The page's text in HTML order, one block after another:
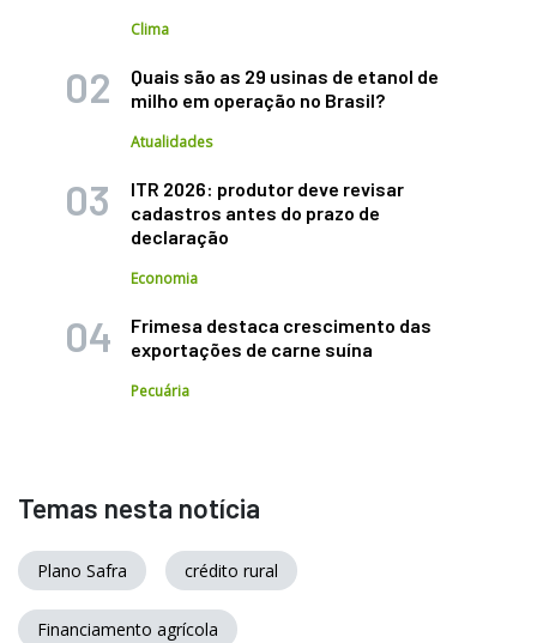
Clima
Quais são as 29 usinas de etanol de
milho em operação no Brasil?
Atualidades
ITR 2026: produtor deve revisar
cadastros antes do prazo de
declaração
Economia
Frimesa destaca crescimento das
exportações de carne suína
Pecuária
Temas nesta notícia
Plano Safra crédito rural
Financiamento agrícola